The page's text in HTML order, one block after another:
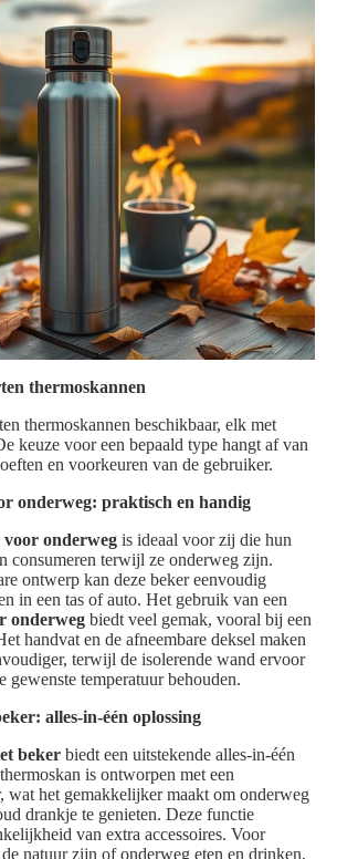
thermoskannen
thermoskannen beschikbaar, elk met
keuze voor een bepaald type hangt af van
en voorkeuren van de gebruiker.
onderweg: praktisch en handig
onderweg is ideaal voor zij die hun
consumeren terwijl ze onderweg zijn.
ontwerp kan deze beker eenvoudig
in een tas of auto. Het gebruik van een
onderweg biedt veel gemak, vooral bij een
handvat en de afneembare deksel maken
terwijl de isolerende wand ervoor
gewenste temperatuur behouden.
alles-in-één oplossing
beker biedt een uitstekende alles-in-één
is ontworpen met een
wat het gemakkelijker maakt om onderweg
drankje te genieten. Deze functie
van extra accessoires. Voor
natuur zijn of onderweg eten en drinken,